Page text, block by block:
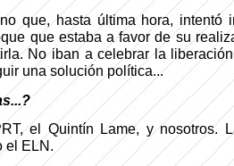
que, hasta última hora, intentó
que estaba a favor de su
No iban a celebrar la
una solución política...
el Quintín Lame, y nosotros.
el ELN.